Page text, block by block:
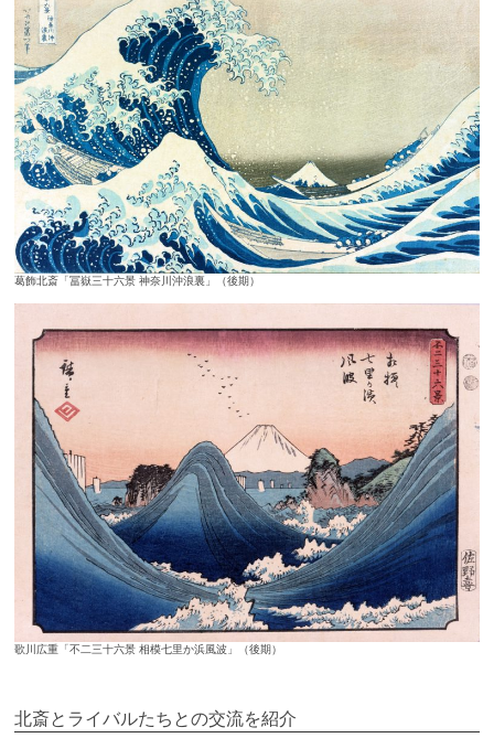
葛飾北斎「冨嶽三十六景 神奈川沖浪裏」（後期）
歌川広重「不二三十六景 相模七里か浜風波」（後期）
北斎とライバルたちとの交流を紹介